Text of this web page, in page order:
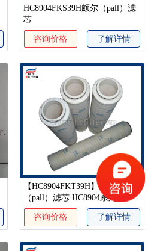
HC8904FKS39H颇尔（pall）滤
芯
咨询价格 了解详情
【HC8904FKT39H】——颇尔
（pall）滤芯 HC8904系列
咨询价格 了解详情